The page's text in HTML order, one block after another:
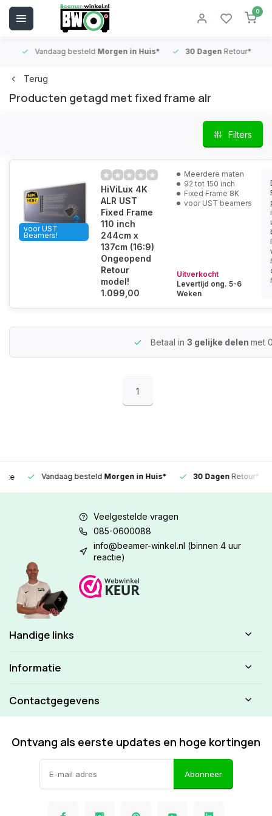
0
Vandaag besteldMorgen in Huis* 30 DagenRetour*
Terug
Producten getagd met fixed frame alr
Filters
voor UST
Beamers!
HiViLux 4K
ALR UST
Fixed Frame
110 inch
244cm x
137cm (16:9)
Ongeopend
Retour
model!
1.099,00
Meerdere maten
92 tot 150 inch
Fixed Frame 8K
voor UST beamers
Uitverkocht
Levertijd ong. 5-6
Weken
Betaal in 3 gelijke delen met
1
Vandaag besteldMorgen in Huis* 30 DagenRetour*
Veelgestelde vragen
085-0600088
info@beamer-winkel.nl (binnen 4 uur
reactie)
Handige links
Informatie
Contactgegevens
Ontvang als eerste updates en hoge kortingen
Abonneer